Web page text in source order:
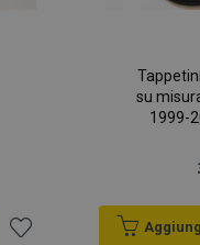
su
1999-
e la gestione
pulizia della
il cookie viene
end,